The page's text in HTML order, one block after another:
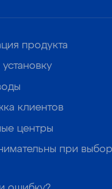
продукта
установку
клиентов
центры
при